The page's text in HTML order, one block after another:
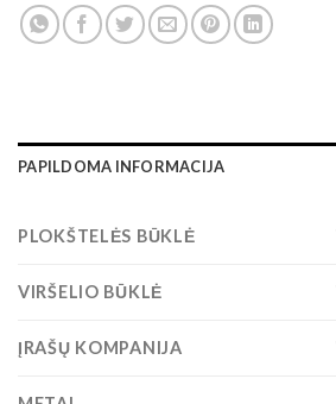
PAPILDOMA INFORMACIJA
PLOKŠTELĖS BŪKLĖ
VIRŠELIO BŪKLĖ
ĮRAŠŲ KOMPANIJA